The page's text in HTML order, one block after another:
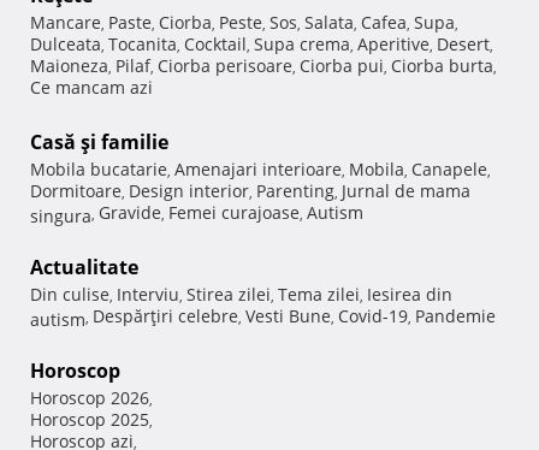
Mancare, Paste, Ciorba, Peste, Sos, Salata, Cafea, Supa,
Dulceata, Tocanita, Cocktail, Supa crema, Aperitive, Desert,
Maioneza, Pilaf, Ciorba perisoare, Ciorba pui, Ciorba burta,
Ce mancam azi
Casă şi familie
Mobila bucatarie, Amenajari interioare, Mobila, Canapele,
Dormitoare, Design interior, Parenting, Jurnal de mama
singura, Gravide, Femei curajoase, Autism
Actualitate
Din culise, Interviu, Stirea zilei, Tema zilei, Iesirea din
autism, Despărţiri celebre, Vesti Bune, Covid-19, Pandemie
Horoscop
Horoscop 2026,
Horoscop 2025,
Horoscop azi,